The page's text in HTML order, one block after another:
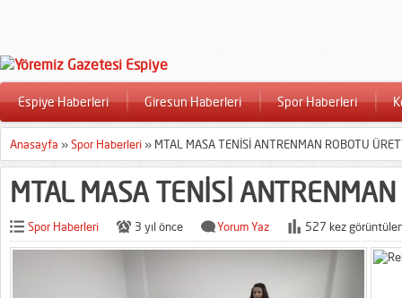
Espiye Haberleri Giresun Haberleri Spor Haberleri
Anasayfa »Spor Haberleri » MTAL MASA TENİSİ ANTRENMAN ROBOTU
MTAL MASA TENİSİ
Spor Haberleri 3 yıl önce Yorum Yaz 527 kez